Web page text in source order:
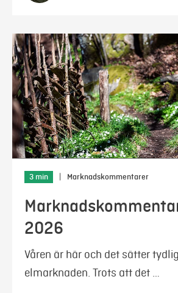
3 min Marknadskommentarer
2026
Våren är här och det sätter
elmarknaden. Trots att det …